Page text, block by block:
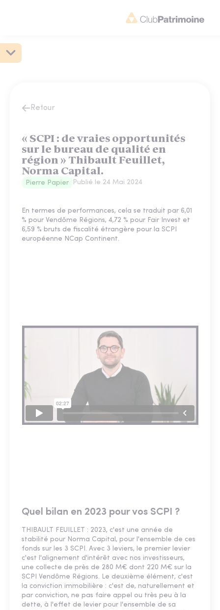
Retour
« SCPI : de vraies opportunités
sur le bureau de qualité en
région » Thibault Feuillet,
Norma Capital.
Pierre Papier Publié le 24 Mai 2024
En termes de performances, cela se traduit par 6,01
% pour Vendôme Régions, 4,72 % pour Fair Invest et
6,59 % bruts de fiscalité étrangère pour la SCPI
européenne NCap Continent.
Quel bilan en 2023 pour vos SCPI ?
THIBAULT FEUILLET : 2023, c'est une année de
stabilité pour Norma Capital, pour l'ensemble de ces
fonds sur les 3 SCPI. Avec 3 leviers, le premier levier
c'est l'alignement d'intérêt avec nos investisseurs,
une collecte de près de 280 M€ dont 220 M€ sur la
SCPI Vendôme Régions. Le deuxième élément, c'est
la conviction immobilière : c'est de, naturellement et
par conviction, ne pas faire appel ou très peu à la
dette, à l'effet de levier pour l'ensemble de sa